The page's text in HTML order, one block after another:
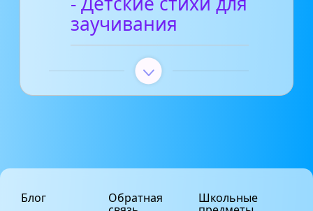
заучивания
Блог Обратная Школьные